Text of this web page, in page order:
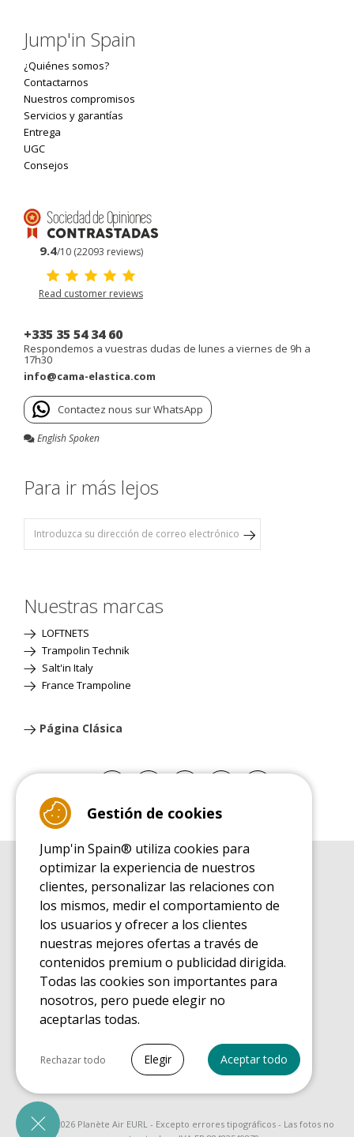
Jump'in Spain
¿Quiénes somos?
Contactarnos
Nuestros compromisos
Servicios y garantías
Entrega
UGC
Consejos
9.4/10 (22093 reviews)
Read customer reviews
+335 35 54 34 60
Respondemos a vuestras dudas de lunes a viernes de 9h a
17h30
info@cama-elastica.com
Contactez nous sur WhatsApp
English Spoken
Para ir más lejos
Nuestras marcas
LOFTNETS
Trampolin Technik
Salt'in Italy
France Trampoline
Página Clásica
GUÍA DE COMPRA
Guía de compra para las camas elásticas de ocio
GUÍA DE INSTALACIÓN
Guía de montaje para la cama elástica de ocio
GUÍA DE MANTENIMIENTO
Guía de mantenimiento de las camas elásticas de ocio
GUÍA DE INICIO
Guía de descubrimiento de las camas elásticas de ocio
GUÍA DE COMPRA PIEZAS DE RECAMBIO
© 2008 - 2026 Planète Air EURL - Excepto errores tipográficos - Las fotos no
Gestión de cookies
Jump'in Spain® utiliza cookies para
optimizar la experiencia de nuestros
clientes, personalizar las relaciones con
los mismos, medir el comportamiento de
los usuarios y ofrecer a los clientes
nuestras mejores ofertas a través de
contenidos premium o publicidad dirigida.
Todas las cookies son importantes para
nosotros, pero puede elegir no
aceptarlas todas.
Seleccionar todo
Cookies necesarias
Necesario para que el sitio funcione
correctamente
Rechazar todo Elegir Aceptar todo